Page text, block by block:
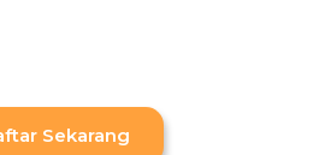
Sekarang